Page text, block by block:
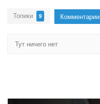
Топики 9 Комментарии
Тут ничего нет